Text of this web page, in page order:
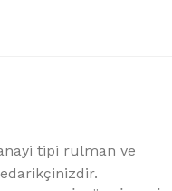
tipi rulman ve